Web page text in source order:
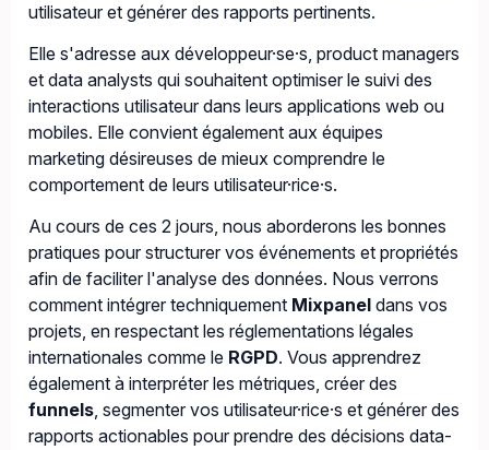
utilisateur et générer des rapports pertinents.
Elle s'adresse aux développeur·se·s, product managers
et data analysts qui souhaitent optimiser le suivi des
interactions utilisateur dans leurs applications web ou
mobiles. Elle convient également aux équipes
marketing désireuses de mieux comprendre le
comportement de leurs utilisateur·rice·s.
Au cours de ces 2 jours, nous aborderons les bonnes
pratiques pour structurer vos événements et propriétés
afin de faciliter l'analyse des données. Nous verrons
comment intégrer techniquement Mixpanel dans vos
projets, en respectant les réglementations légales
internationales comme le RGPD. Vous apprendrez
également à interpréter les métriques, créer des
funnels, segmenter vos utilisateur·rice·s et générer des
rapports actionables pour prendre des décisions data-